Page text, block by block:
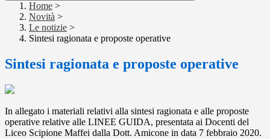
Home >
Novità >
Le notizie >
Sintesi ragionata e proposte operative
Sintesi ragionata e proposte operative
In allegato i materiali relativi alla sintesi ragionata e alle proposte
operative relative alle LINEE GUIDA, presentata ai Docenti del
Liceo Scipione Maffei dalla Dott. Amicone in data 7 febbraio 2020.